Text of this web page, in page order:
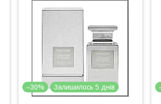
–30% Залишилось 5 днів